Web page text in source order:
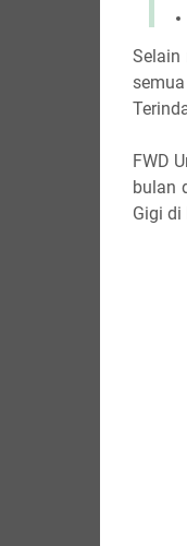
Selain
FWD
bulan
Gigi di